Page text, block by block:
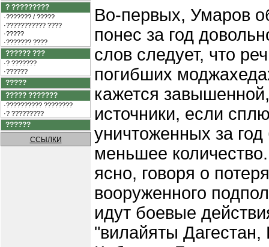
? ?????????
·??????? / ?????
·??????????? ????
·?????
·??????? ????
?????? ???
·? ???????
·??????
?????
????? ???????
·?????????? ????????
·? ?????????
??????
ССЫЛКИ
Во-первых, Умаров
понес за год
слов следует, что
погибших
кажется
источники, если
уничтоженных за
меньшее
ясно, говоря о
вооруженного
идут боевые
"вилайяты Дагестан,